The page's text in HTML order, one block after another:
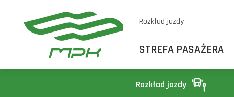
Rozkład jazdy
STREFA PASAŻERA
Rozkład jazdy